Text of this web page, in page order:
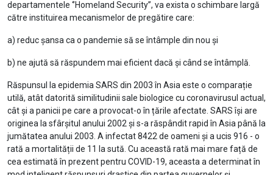
departamentele ‘’Homeland Security’’, va exista o schimbare largă
către instituirea mecanismelor de pregătire care:
a) reduc șansa ca o pandemie să se întâmple din nou și
b) ne ajută să răspundem mai eficient dacă și când se întâmplă.
Răspunsul la epidemia SARS din 2003 în Asia este o comparație
utilă, atât datorită similitudinii sale biologice cu coronavirusul actual,
cât și a panicii pe care a provocat-o în țările afectate. SARS își are
originea la sfârșitul anului 2002 și s-a răspândit rapid în Asia până la
jumătatea anului 2003. A infectat 8422 de oameni și a ucis 916 - o
rată a mortalității de 11 la sută. Cu această rată mai mare față de
cea estimată în prezent pentru COVID-19, aceasta a determinat în